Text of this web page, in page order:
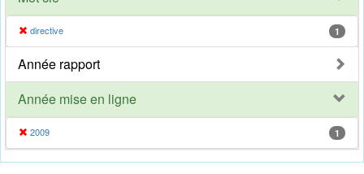
directive 1
Année rapport
Année mise en ligne
2009 1